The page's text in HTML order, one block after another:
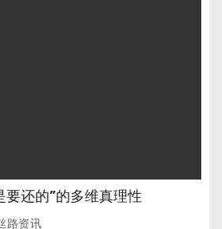
要还的”的多维真理性
路资讯